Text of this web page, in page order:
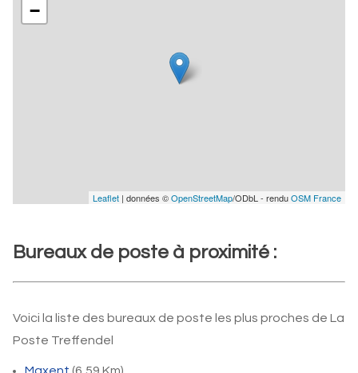
−
Leaflet | données ©OpenStreetMap/ODbL - renduOSM France
Bureaux de poste à proximité :
Voici la liste des bureaux de poste les plus proches de La
Poste Treffendel